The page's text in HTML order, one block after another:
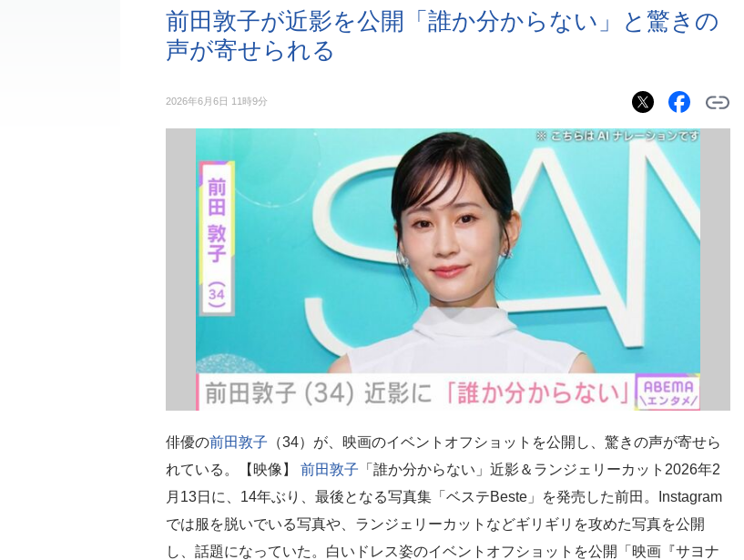
前田敦子が近影を公開「誰か分からない」と驚きの
声が寄せられる
2026年6月6日 11時9分
俳優の前田敦子 （34）が、映画のイベントオフショットを公開し、驚きの声が寄せら
れている。【映像】 前田敦子 「誰か分からない」近影＆ランジェリーカット2026年2
月13日に、14年ぶり、最後となる写真集「ベステBeste」を発売した前田。Instagram
では服を脱いでいる写真や、ランジェリーカットなどギリギリを攻めた写真を公開
し、話題になっていた。白いドレス姿のイベントオフショットを公開「映画『サヨナ